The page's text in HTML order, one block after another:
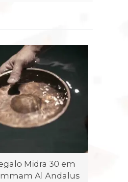
Midra 30 em
Al Andalus